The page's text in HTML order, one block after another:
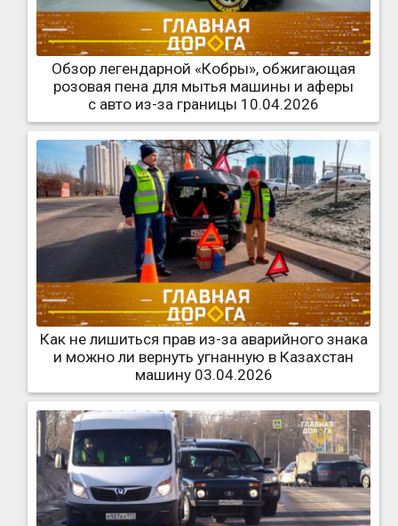
Обзор легендарной «Кобры», обжигающая
розовая пена для мытья машины и аферы
с авто из-за границы 10.04.2026
Как не лишиться прав из-за аварийного знака
и можно ли вернуть угнанную в Казахстан
машину 03.04.2026